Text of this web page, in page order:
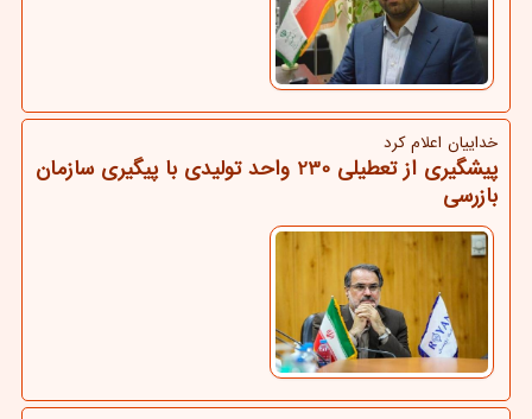
خداییان اعلام كرد
پیشگیری از تعطیلی 230 واحد تولیدی با پیگیری سازمان
بازرسی